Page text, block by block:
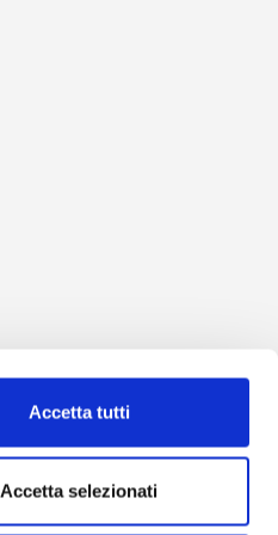
Accetta tutti
Accetta selezionati